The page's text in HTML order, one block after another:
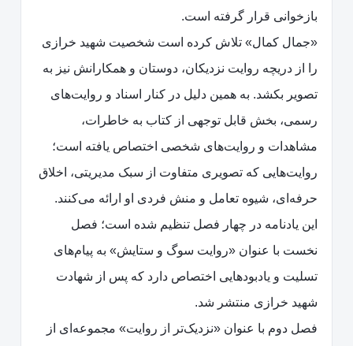
بازخوانی قرار گرفته است.
«جمال کمال» تلاش کرده است شخصیت شهید خرازی
را از دریچه روایت نزدیکان، دوستان و همکارانش نیز به
تصویر بکشد. به همین دلیل در کنار اسناد و روایت‌های
رسمی، بخش قابل توجهی از کتاب به خاطرات،
مشاهدات و روایت‌های شخصی اختصاص یافته است؛
روایت‌هایی که تصویری متفاوت از سبک مدیریتی، اخلاق
حرفه‌ای، شیوه تعامل و منش فردی او ارائه می‌کنند.
این یادنامه در چهار فصل تنظیم شده است؛ فصل
نخست با عنوان «روایت سوگ و ستایش» به پیام‌های
تسلیت و یادبودهایی اختصاص دارد که پس از شهادت
شهید خرازی منتشر شد.
فصل دوم با عنوان «نزدیک‌تر از روایت» مجموعه‌ای از